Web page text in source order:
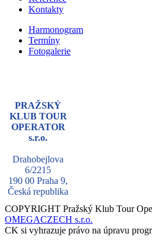
Kontakty
Harmonogram
Termíny
Fotogalerie
PRAŽSKÝ
KLUB TOUR
OPERATOR
s.r.o.
Drahobejlova
6/2215
190 00 Praha 9,
Česká republika
COPYRIGHT Pražský Klub Tour
OMEGACZECH s.r.o.
CK si vyhrazuje právo na úpravu